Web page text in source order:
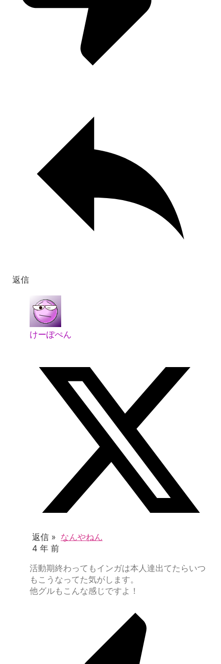
返信
けーぽぺん
返信 » なんやねん
4 年 前
活動期終わってもインガは本人達出てたらいつ
もこうなってた気がします。
他グルもこんな感じですよ！